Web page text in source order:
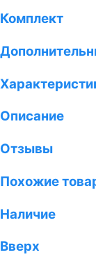
Комплект
Описание
Отзывы
Похожие
Наличие
Вверх